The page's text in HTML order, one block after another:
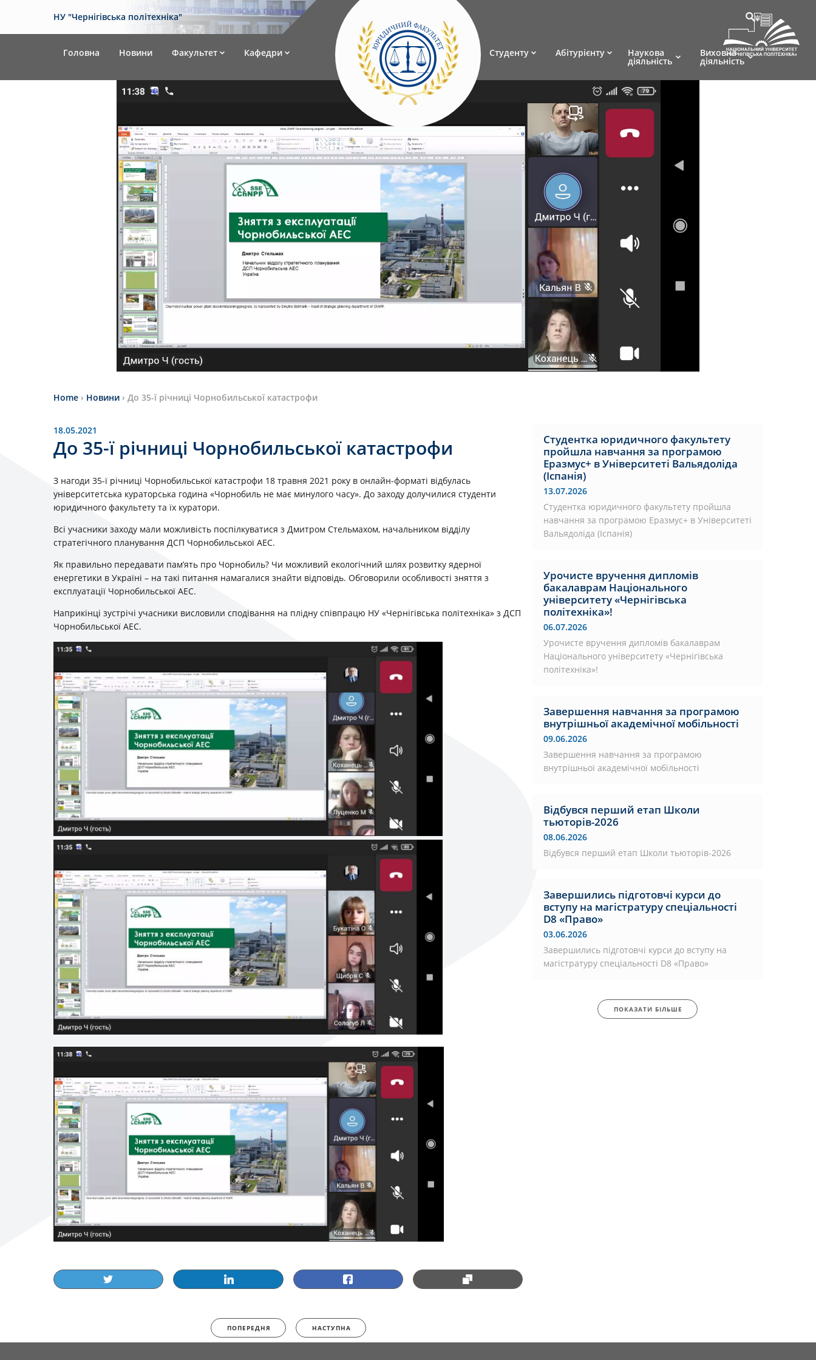
НУ "Чернігівська політехніка"
Головна Новини Факультет Кафедри Студенту Абітурієнту Наукова
діяльність
Виховна
діяльність
Home › Новини › До 35-ї річниці Чорнобильської катастрофи
18.05.2021
До 35-ї річниці Чорнобильської катастрофи
З нагоди 35-ї річниці Чорнобильської катастрофи 18 травня 2021 року в онлайн-форматі відбулась
університетська кураторська година «Чорнобиль не має минулого часу». До заходу долучилися студенти
юридичного факультету та їх куратори.
Всі учасники заходу мали можливість поспілкуватися з Дмитром Стельмахом, начальником відділу
стратегічного планування ДСП Чорнобильської АЕС.
Як правильно передавати пам’ять про Чорнобиль? Чи можливий екологічний шлях розвитку ядерної
енергетики в Україні – на такі питання намагалися знайти відповідь. Обговорили особливості зняття з
експлуатації Чорнобильської АЕС.
Наприкінці зустрічі учасники висловили сподівання на плідну співпрацю НУ «Чернігівська політехніка» з ДСП
Чорнобильської АЕС.
ПОПЕРЕДНЯ НАСТУПНА
Студентка юридичного факультету
пройшла навчання за програмою
Еразмус+ в Університеті Вальядоліда
(Іспанія)
13.07.2026
Студентка юридичного факультету пройшла
навчання за програмою Еразмус+ в Університеті
Вальядоліда (Іспанія)
Урочисте вручення дипломів
бакалаврам Національного
університету «Чернігівська
політехніка»!
06.07.2026
Урочисте вручення дипломів бакалаврам
Національного університету «Чернігівська
політехніка»!
Завершення навчання за програмою
внутрішньої академічної мобільності
09.06.2026
Завершення навчання за програмою
внутрішньої академічної мобільності
Відбувся перший етап Школи
тьюторів-2026
08.06.2026
Відбувся перший етап Школи тьюторів-2026
Завершились підготовчі курси до
вступу на магістратуру спеціальності
D8 «Право»
03.06.2026
Завершились підготовчі курси до вступу на
магістратуру спеціальності D8 «Право»
ПОКАЗАТИ БІЛЬШЕ